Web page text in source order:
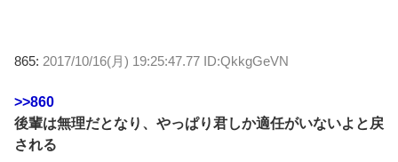
865: 2017/10/16(月) 19:25:47.77 ID:QkkgGeVN
>>860
後輩は無理だとなり、やっぱり君しか適任がいないよと戻
される